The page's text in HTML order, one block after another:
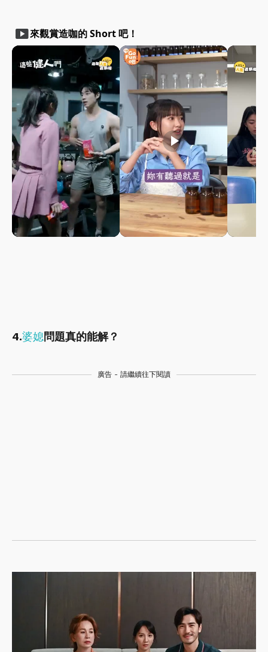
smart_display來觀賞造咖的 Short 吧！
play_arrow play_arrow
4.婆媳問題真的能解？
廣告 - 請繼續往下閱讀